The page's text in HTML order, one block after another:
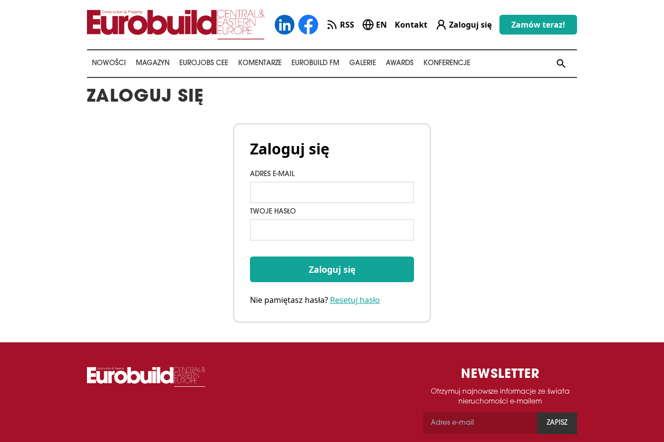
RSS EN Kontakt Zaloguj się Zamów teraz!
NOWOŚCI MAGAZYN EUROJOBS CEE KOMENTARZE EUROBUILD FM GALERIE AWARDS KONFERENCJE search
ZALOGUJ SIĘ
Zaloguj się
ADRES E-MAIL
TWOJE HASŁO
Zaloguj się
Nie pamiętasz hasła? Resetuj hasło
NEWSLETTER
Otrzymuj najnowsze informacje ze świata
nieruchomości e-mailem
ZAPISZ